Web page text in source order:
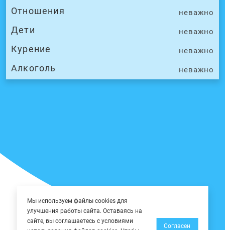
Отношения неважно
Дети неважно
Курение неважно
Алкоголь неважно
Мы используем файлы cookies для
улучшения работы сайта. Оставаясь на
сайте, вы соглашаетесь с условиями
Согласен